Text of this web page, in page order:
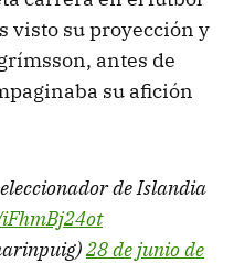
visto su proyección y
antes de
su afición
de Islandia
28 de junio de